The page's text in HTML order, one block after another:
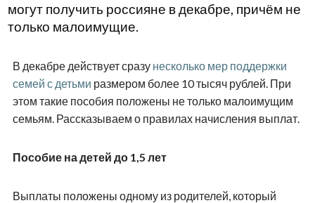
могут получить россияне в декабре, причём не
только малоимущие.
В декабре действует сразу несколько мер поддержки
семей с детьми размером более 10 тысяч рублей. При
этом такие пособия положены не только малоимущим
семьям. Рассказываем о правилах начисления выплат.
Пособие на детей до 1,5 лет
Выплаты положены одному из родителей, который